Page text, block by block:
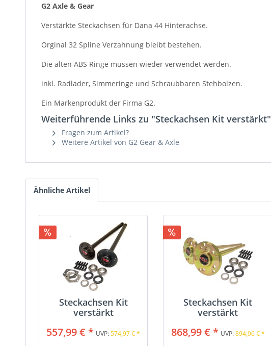
G2 Axle & Gear
Verstärkte Steckachsen für Dana 44 Hinterachse.
Orginal 32 Spline Verzahnung bleibt bestehen.
Die alten ABS Ringe müssen wieder verwendet werden.
inkl. Radlader, Simmeringe und Schraubbaren Stehbolzen.
Ein Markenprodukt der Firma G2.
Weiterführende Links zu "Steckachsen Kit verstärkt"
Fragen zum Artikel?
Weitere Artikel von G2 Gear & Axle
Ähnliche Artikel
Steckachsen Kit
verstärkt
557,99 € * UVP:574,97 € *
Steckachsen Kit
verstärkt
868,99 € * UVP:894,96 € *